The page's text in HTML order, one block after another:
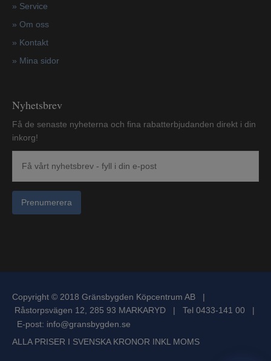
» Service
» Om oss
» Kontakt
» Mina sidor
Nyhetsbrev
Få de senaste nyheterna och fina rabatterbjudanden direkt i din
inkorg!
Prenumerera
Copyright © 2018 Gränsbygden Köpcentrum AB |
Råstorpsvägen 12, 285 93 MARKARYD | Tel 0433-141 00 |
E-post: info@gransbygden.se
ALLA PRISER I SVENSKA KRONOR INKL MOMS